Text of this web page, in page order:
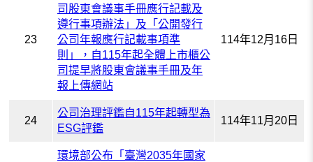
23
司股東會議事手冊應行記載及
遵行事項辦法」及「公開發行
公司年報應行記載事項準
則」，自115年起全體上市櫃公
司提早將股東會議事手冊及年
報上傳網站
114年12月16日
24
公司治理評鑑自115年起轉型為
ESG評鑑
114年11月20日
環境部公布「臺灣2035年國家